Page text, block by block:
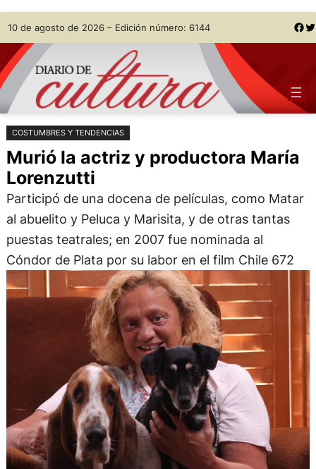
Saltar
al
contenido
Skip
to
content
10 de agosto de 2026 – Edición número: 6144 Facebook Twitter
COSTUMBRES Y TENDENCIAS
Murió la actriz y productora María
Lorenzutti
Participó de una docena de películas, como Matar
al abuelito y Peluca y Marisita, y de otras tantas
puestas teatrales; en 2007 fue nominada al
Cóndor de Plata por su labor en el film Chile 672